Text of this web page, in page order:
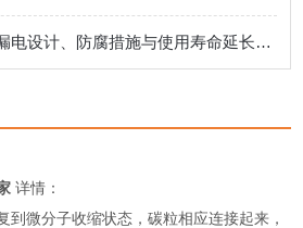
天沟融雪系统的防漏电设计、防腐措施与使用寿命延长策略
详情：
到微分子收缩状态，碳粒相应连接起来，